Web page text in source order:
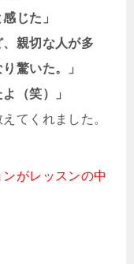
じた」
、親切な人が多
驚いた。」
（笑）」
てくれました。
がレッスンの中